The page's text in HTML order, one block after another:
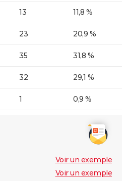
13 11,8 %
23 20,9 %
35 31,8 %
32 29,1 %
1 0,9 %
Voir un exemple
Voir un exemple